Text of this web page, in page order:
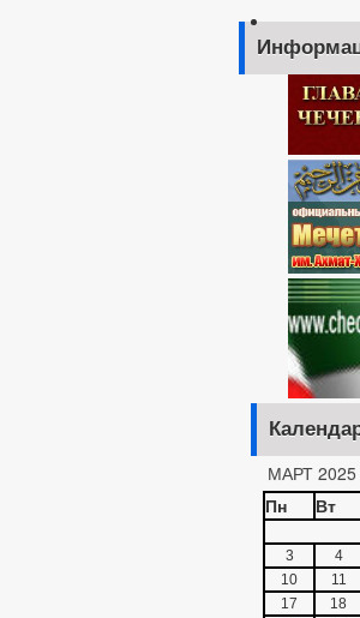
МАРТ 2025
Пн
Вт
3
4
10
11
17
18